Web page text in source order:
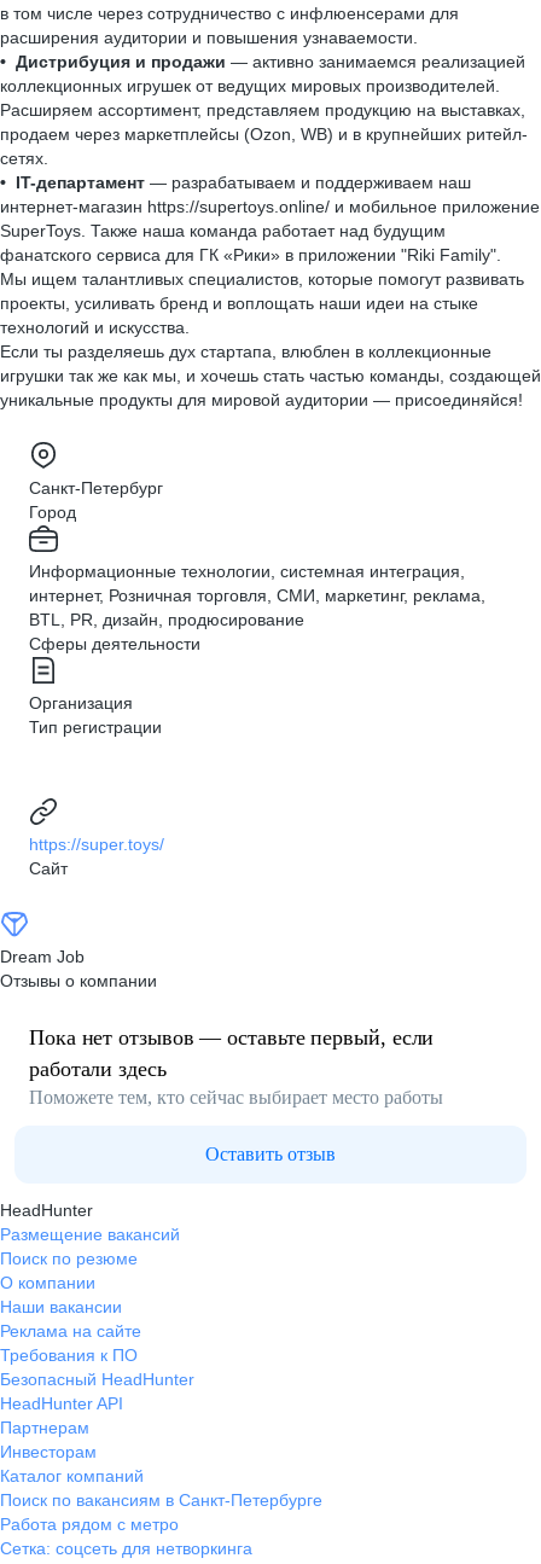
в том числе через сотрудничество с инфлюенсерами для
расширения аудитории и повышения узнаваемости.
• Дистрибуция и продажи — активно занимаемся реализацией
коллекционных игрушек от ведущих мировых производителей.
Расширяем ассортимент, представляем продукцию на выставках,
продаем через маркетплейсы (Ozon, WB) и в крупнейших ритейл-
сетях.
• IT-департамент — разрабатываем и поддерживаем наш
интернет-магазин https://supertoys.online/ и мобильное приложение
SuperToys. Также наша команда работает над будущим
фанатского сервиса для ГК «Рики» в приложении "Riki Family".
Мы ищем талантливых специалистов, которые помогут развивать
проекты, усиливать бренд и воплощать наши идеи на стыке
технологий и искусства.
Если ты разделяешь дух стартапа, влюблен в коллекционные
игрушки так же как мы, и хочешь стать частью команды, создающей
уникальные продукты для мировой аудитории — присоединяйся!
Санкт-Петербург
Город
Информационные технологии, системная интеграция,
интернет, Розничная торговля, СМИ, маркетинг, реклама,
BTL, PR, дизайн, продюсирование
Сферы деятельности
Организация
Тип регистрации
https://super.toys/
Сайт
Dream Job
Отзывы о компании
Пока нет отзывов — оставьте первый, если
работали здесь
Поможете тем, кто сейчас выбирает место работы
Оставить отзыв
HeadHunter
Размещение вакансий
Поиск по резюме
О компании
Наши вакансии
Реклама на сайте
Требования к ПО
Безопасный HeadHunter
HeadHunter API
Партнерам
Инвесторам
Каталог компаний
Поиск по вакансиям в Санкт-Петербурге
Работа рядом с метро
Сетка: соцсеть для нетворкинга